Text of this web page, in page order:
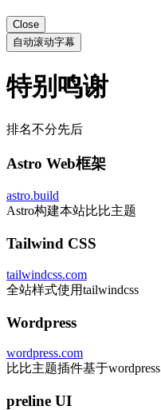
Close
自动滚动字幕
特别鸣谢
排名不分先后
Astro Web框架
astro.build
Astro构建本站比比主题
Tailwind CSS
tailwindcss.com
全站样式使用tailwindcss
Wordpress
wordpress.com
比比主题插件基于wordpress
preline UI